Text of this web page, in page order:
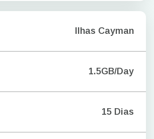
Ilhas Cayman
1.5GB/Day
15 Dias